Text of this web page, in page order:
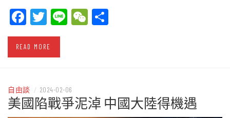
Facebook
Twitter
LineWeChat
READ MORE
自由談 / 2024-02-06
美國陷戰爭泥淖 中國大陸得機遇